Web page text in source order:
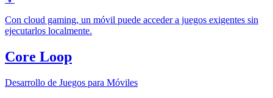
Con cloud gaming, un móvil puede acceder a juegos exigentes sin
ejecutarlos localmente.
Core Loop
Desarrollo de Juegos para Móviles